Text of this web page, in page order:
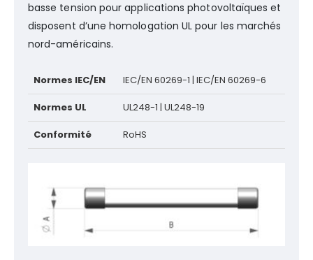
basse tension pour applications photovoltaïques et
disposent d’une homologation UL pour les marchés
nord-américains.
Normes IEC/EN IEC/EN 60269-1 | IEC/EN 60269-6
Normes UL UL248-1 | UL248-19
Conformité RoHS